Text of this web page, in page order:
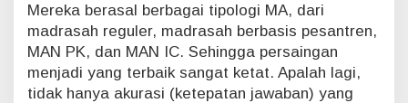
Mereka berasal berbagai tipologi MA, dari
madrasah reguler, madrasah berbasis pesantren,
MAN PK, dan MAN IC. Sehingga persaingan
menjadi yang terbaik sangat ketat. Apalah lagi,
tidak hanya akurasi (ketepatan jawaban) yang